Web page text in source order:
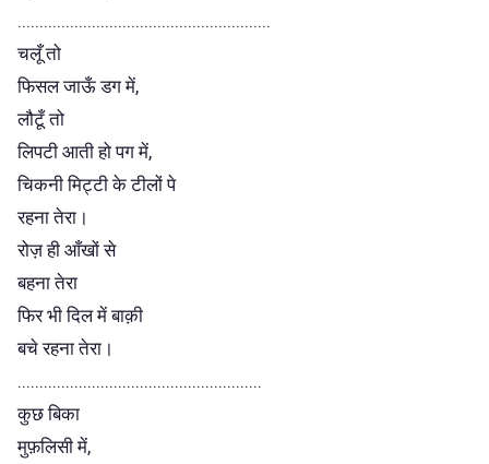
..........................................................
चलूँ तो
फिसल जाऊँ डग में,
लौटूँ तो
लिपटी आती हो पग में,
चिकनी मिट्टी के टीलों पे
रहना तेरा।
रोज़ ही आँखों से
बहना तेरा
फिर भी दिल में बाक़ी
बचे रहना तेरा।
........................................................
कुछ बिका
मुफ़लिसी में,